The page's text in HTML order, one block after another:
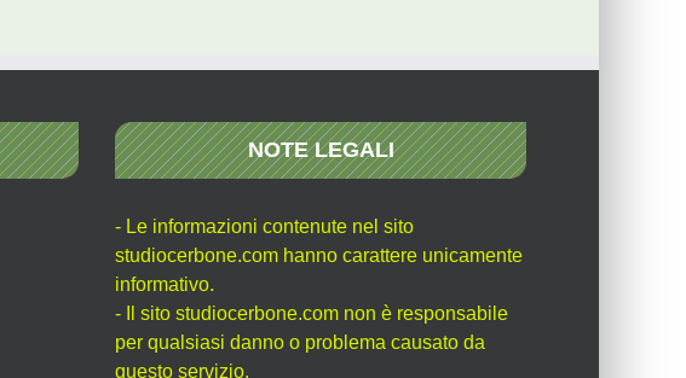
NOTE LEGALI
- Le informazioni contenute nel sito
studiocerbone.com hanno carattere unicamente
informativo.
- Il sito studiocerbone.com non è responsabile
per qualsiasi danno o problema causato da
questo servizio.